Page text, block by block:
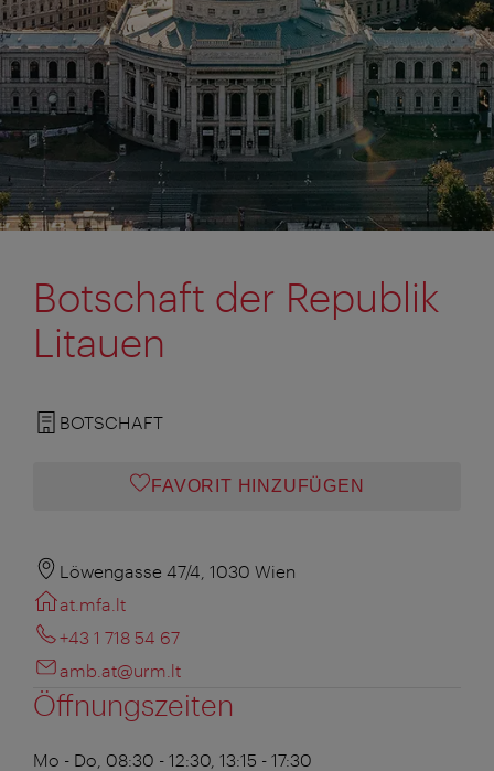
Botschaft der Republik
Litauen
BOTSCHAFT
FAVORIT HINZUFÜGEN
Löwengasse 47/4, 1030 Wien
at.mfa.lt
+43 1 718 54 67
amb.at@urm.lt
Öffnungszeiten
Mo - Do, 08:30 - 12:30, 13:15 - 17:30